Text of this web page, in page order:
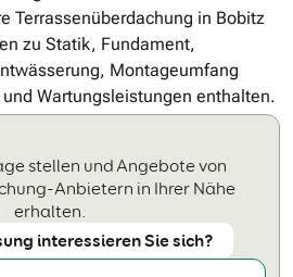
Terrassenüberdachung in Bobitz
zu Statik, Fundament,
Montageumfang
Wartungsleistungen enthalten.
stellen und Angebote von
Anbietern in Ihrer Nähe
erhalten.
interessieren Sie sich?